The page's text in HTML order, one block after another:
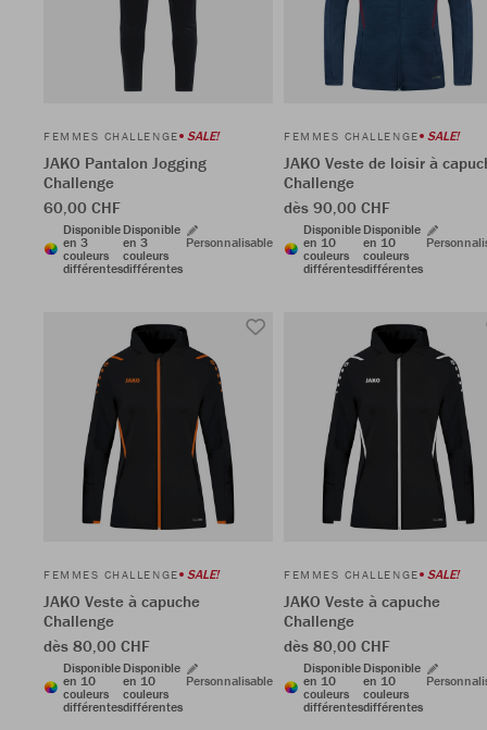
FEMMES CHALLENGE SALE!
JAKO Pantalon Jogging
Challenge
60,00 CHF
Disponible
en 3
couleurs
différentes
Disponible
en 3
couleurs
différentes
Personnalisable
FEMMES CHALLENGE SALE!
JAKO Veste de loisir à
Challenge
dès 90,00 CHF
Disponible
en 10
couleurs
différentes
Disponible
en 10
couleurs
différentes
FEMMES CHALLENGE SALE!
JAKO Veste à capuche
Challenge
dès 80,00 CHF
Disponible
en 10
couleurs
différentes
Disponible
en 10
couleurs
différentes
Personnalisable
FEMMES CHALLENGE SALE!
JAKO Veste à capuche
Challenge
dès 80,00 CHF
Disponible
en 10
couleurs
différentes
Disponible
en 10
couleurs
différentes